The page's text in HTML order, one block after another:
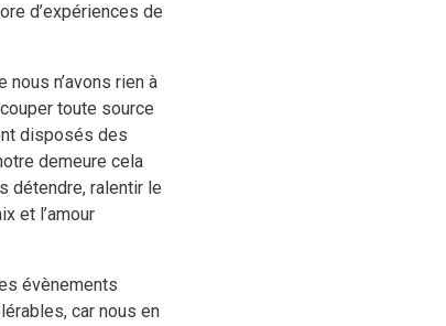
d’expériences de
n’avons rien à
toute source
disposés des
demeure cela
détendre, ralentir le
et l’amour
évènements
car nous en